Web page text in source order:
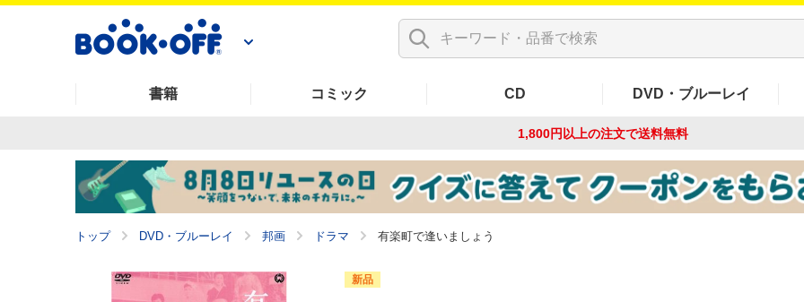
書籍 コミック CD DVD・ブルーレイ
1,800円以上の注文で送料無料
トップ DVD・ブルーレイ 邦画 ドラマ 有楽町で逢いましょう
新品